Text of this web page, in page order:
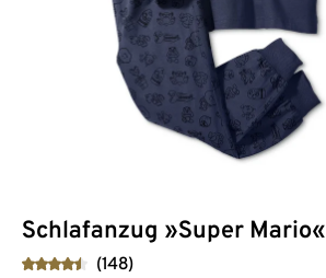
Schlafanzug »Super Mario«
(148)